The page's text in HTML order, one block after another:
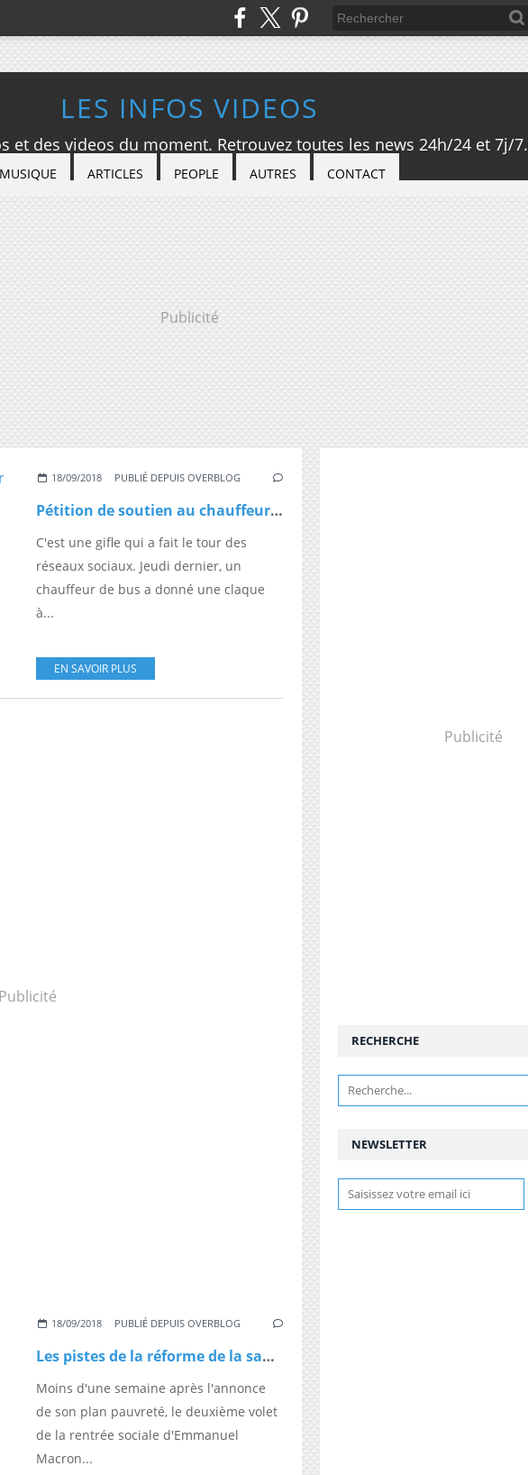
LES INFOS VIDEOS
et des videos du moment. Retrouvez toutes les news 24h/24 et 7j/7.
MUSIQUE ARTICLES PEOPLE AUTRES CONTACT
Publicité
18/09/2018 PUBLIÉ DEPUIS OVERBLOG
Pétition de soutien au chauffeur qui a giflé un collégien
C'est une gifle qui a fait le tour des
réseaux sociaux. Jeudi dernier, un
chauffeur de bus a donné une claque
à...
EN SAVOIR PLUS
Publicité
18/09/2018 PUBLIÉ DEPUIS OVERBLOG
Les pistes de la réforme de la santé d'Agnès Buzyn
Moins d'une semaine après l'annonce
de son plan pauvreté, le deuxième volet
de la rentrée sociale d'Emmanuel
Macron...
Publicité
NEWSLETTER
RECHERCHE